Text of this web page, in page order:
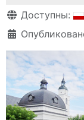
Информация о
Доступны: